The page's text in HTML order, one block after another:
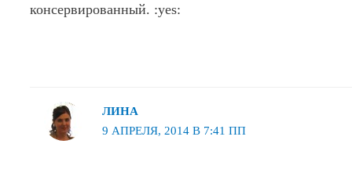
консервированный. :yes:
ЛИНА
9 АПРЕЛЯ, 2014 В 7:41 ПП